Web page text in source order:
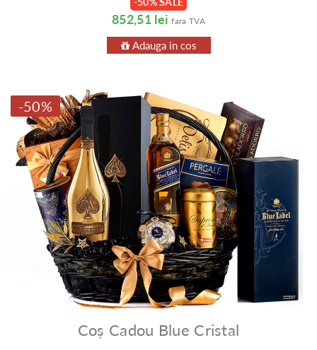
852,51 lei fara TVA
Adauga in cos
-50%
Coș Cadou Blue Cristal